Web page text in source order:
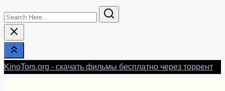
Search
Here...
KinoTors.org - скачать фильмы бесплатно через торрент